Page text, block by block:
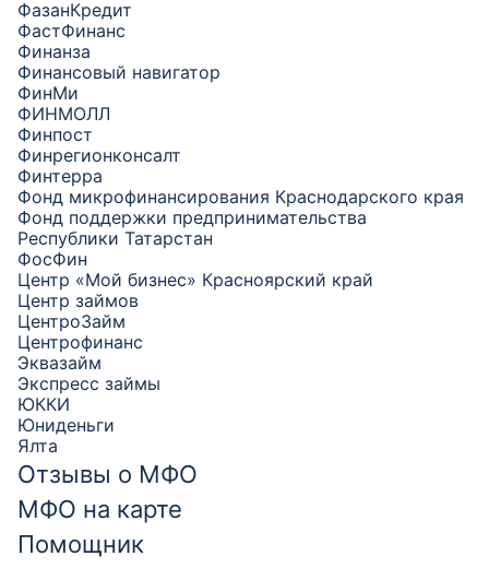
ФазанКредит
ФастФинанс
Финанза
Финансовый навигатор
ФинМи
ФИНМОЛЛ
Финпост
Финрегионконсалт
Финтерра
Фонд микрофинансирования Краснодарского края
Фонд поддержки предпринимательства
Республики Татарстан
ФосФин
Центр «Мой бизнес» Красноярский край
Центр займов
ЦентроЗайм
Центрофинанс
Эквазайм
Экспресс займы
ЮККИ
Юниденьги
Ялта
Отзывы о МФО
МФО на карте
Помощник